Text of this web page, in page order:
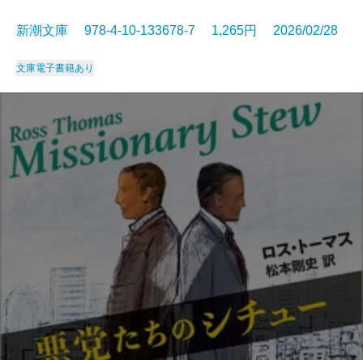
新潮文庫 978-4-10-133678-7 1,265円 2026/02/28
文庫電子書籍あり